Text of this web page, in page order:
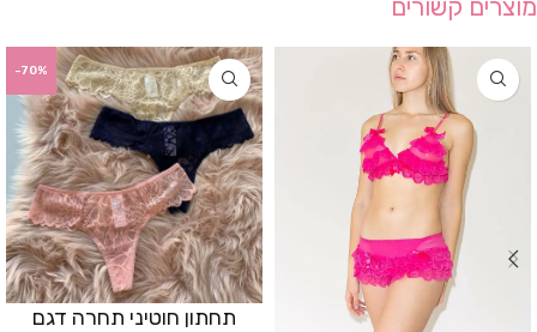
מוצרים קשורים
-70%
תחתון חוטיני תחרה דגם